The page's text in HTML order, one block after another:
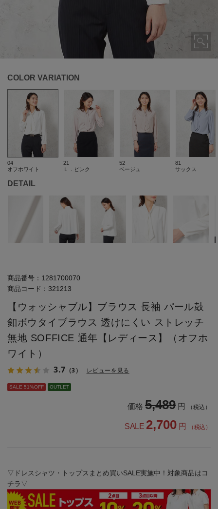
COLOR VARIATION
04
オフホワイト
21
Ｌ．ピンク
52
ベージュ
81
サックス
DETAIL
商品番号： 1281700070
商品コード： 321213
【ウォッシャブル】ブラウス 長袖 パール鼓
釦ボウタイブラウス 透けにくい ストレッチ
無地 SOFFICE 通年【レディース】（オフホ
ワイト）
3.7 （3） レビューを見る
SALE 51%OFF OUTLET
価格 5,489 円 （税込）
SALE 2,700 円 （税込）
▽ドレスシャツ・トップスまとめ買いSALE実施中！対象商品はコ
チラ▽